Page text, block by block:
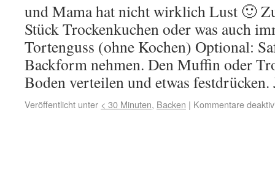
und Mama hat nicht wirklich Lust 🙂
Stück Trockenkuchen oder was auch
Tortenguss (ohne Kochen) Optional:
Backform nehmen. Den Muffin oder
Boden verteilen und etwas
Veröffentlicht unter < 30 Minuten, Backen | Kommentare